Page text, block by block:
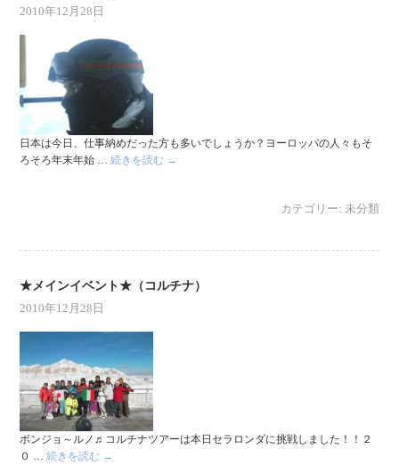
2010年12月28日
日本は今日、仕事納めだった方も多いでしょうか？ヨーロッパの人々もそ
ろそろ年末年始 …続きを読む →
カテゴリー: 未分類
★メインイベント★（コルチナ）
2010年12月28日
ボンジョ～ルノ♬コルチナツアーは本日セラロンダに挑戦しました！！２
０ …続きを読む →